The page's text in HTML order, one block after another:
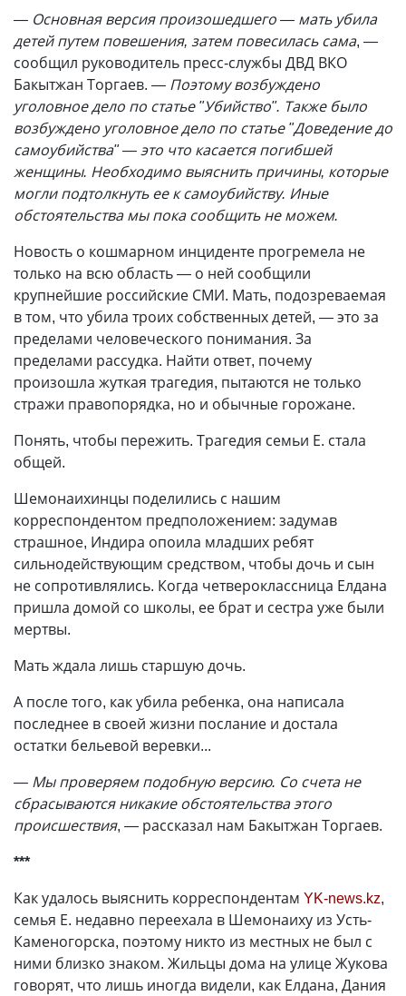
— Основная версия произошедшего — мать убила
детей путем повешения, затем повесилась сама, —
сообщил руководитель пресс-службы ДВД ВКО
Бакытжан Торгаев. — Поэтому возбуждено
уголовное дело по статье "Убийство". Также было
возбуждено уголовное дело по статье "Доведение до
самоубийства" — это что касается погибшей
женщины. Необходимо выяснить причины, которые
могли подтолкнуть ее к самоубийству. Иные
обстоятельства мы пока сообщить не можем.
Новость о кошмарном инциденте прогремела не
только на всю область — о ней сообщили
крупнейшие российские СМИ. Мать, подозреваемая
в том, что убила троих собственных детей, — это за
пределами человеческого понимания. За
пределами рассудка. Найти ответ, почему
произошла жуткая трагедия, пытаются не только
стражи правопорядка, но и обычные горожане.
Понять, чтобы пережить. Трагедия семьи Е. стала
общей.
Шемонаихинцы поделились с нашим
корреспондентом предположением: задумав
страшное, Индира опоила младших ребят
сильнодействующим средством, чтобы дочь и сын
не сопротивлялись. Когда четвероклассница Елдана
пришла домой со школы, ее брат и сестра уже были
мертвы.
Мать ждала лишь старшую дочь.
А после того, как убила ребенка, она написала
последнее в своей жизни послание и достала
остатки бельевой веревки...
— Мы проверяем подобную версию. Со счета не
сбрасываются никакие обстоятельства этого
происшествия, — рассказал нам Бакытжан Торгаев.
***
Как удалось выяснить корреспондентам YK-news.kz,
семья Е. недавно переехала в Шемонаиху из Усть-
Каменогорска, поэтому никто из местных не был с
ними близко знаком. Жильцы дома на улице Жукова
говорят, что лишь иногда видели, как Елдана, Дания